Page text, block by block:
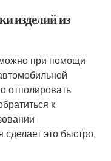
изделий из
можно при помощи
отполировать
к
это быстро,